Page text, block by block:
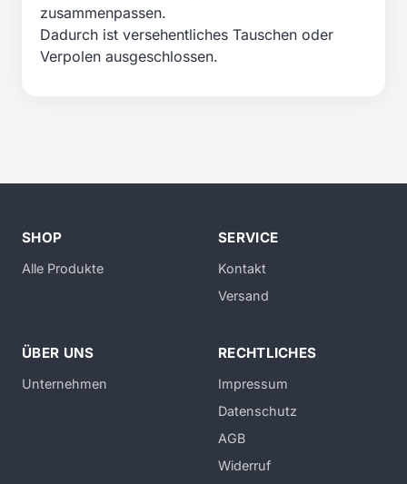
zusammenpassen.
Dadurch ist versehentliches Tauschen oder
Verpolen ausgeschlossen.
SHOP
Alle Produkte
SERVICE
Kontakt
Versand
ÜBER UNS
Unternehmen
RECHTLICHES
Impressum
Datenschutz
AGB
Widerruf